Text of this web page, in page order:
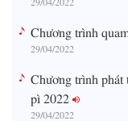
Chương trình
29/04/2022
Chương trình phát
pì 2022
29/04/2022